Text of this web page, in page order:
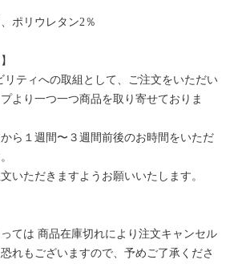
ポリウレタン2％
リティへの取組として、ご注文をいただい
より一つ一つ商品を取り寄せておりま
ら１週間〜３週間前後のお時間をいただ
いただきますようお願いいたします。
っては 商品在庫切れにより注文キャンセル
れもございますので、予めご了承くださ